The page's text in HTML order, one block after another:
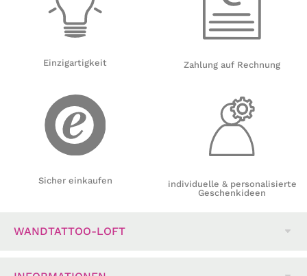
Einzigartigkeit
Sicher einkaufen
Zahlung auf Rechnung
individuelle & personalisierte
Geschenkideen
WANDTATTOO-LOFT